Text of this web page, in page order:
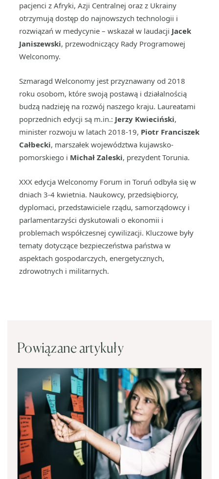
pacjenci z Afryki, Azji Centralnej oraz z Ukrainy
otrzymują dostęp do najnowszych technologii i
rozwiązań w medycynie – wskazał w laudacji Jacek
Janiszewski, przewodniczący Rady Programowej
Welconomy.
Szmaragd Welconomy jest przyznawany od 2018
roku osobom, które swoją postawą i działalnością
budzą nadzieję na rozwój naszego kraju. Laureatami
poprzednich edycji są m.in.: Jerzy Kwieciński,
minister rozwoju w latach 2018-19, Piotr Franciszek
Całbecki, marszałek województwa kujawsko-
pomorskiego i Michał Zaleski, prezydent Torunia.
XXX edycja Welconomy Forum in Toruń odbyła się w
dniach 3-4 kwietnia. Naukowcy, przedsiębiorcy,
dyplomaci, przedstawiciele rządu, samorządowcy i
parlamentarzyści dyskutowali o ekonomii i
problemach współczesnej cywilizacji. Kluczowe były
tematy dotyczące bezpieczeństwa państwa w
aspektach gospodarczych, energetycznych,
zdrowotnych i militarnych.
Powiązane artykuły